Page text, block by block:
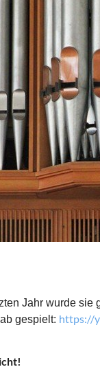
Jahr wurde sie
gespielt: https://